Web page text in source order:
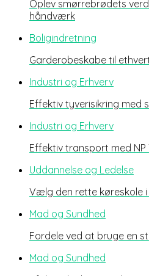
Oplev smørrebrødets
håndværk
Boligindretning
Garderobeskabe til
Industri og Erhverv
Effektiv tyverisikring med
Industri og Erhverv
Effektiv transport med NP
Uddannelse og Ledelse
Vælg den rette køreskole i
Mad og Sundhed
Fordele ved at bruge en
Mad og Sundhed